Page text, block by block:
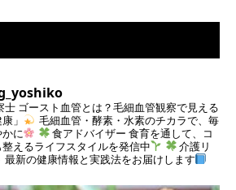
士 ゴースト血管とは？毛細血管観察で見える
」
毛細血管・酵素・水素のチカラで、毎
に
食アドバイザー 食育を通して、コ
えるライフスタイルを発信中
介護リ
最新の健康情報と実践法をお届けします